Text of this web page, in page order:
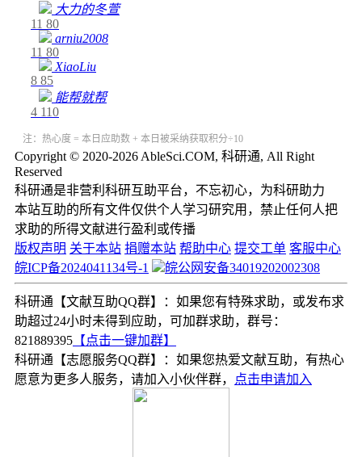
大力的冬萱
11 80
arniu2008
11 80
XiaoLiu
8 85
能帮就帮
4 110
注：热心度 = 本日应助数 + 本日被采纳获取积分÷10
Copyright © 2020-2026 AbleSci.COM, 科研通, All Right
Reserved
科研通是非营利科研互助平台，不忘初心，为科研助力
本站互助的所有文件仅供个人学习研究用，禁止任何人把
求助的所得文献进行盈利或传播
版权声明 关于本站 捐赠本站 帮助中心 提交工单 客服中心
皖ICP备2024041134号-1
皖公网安备34019202002308
科研通【文献互助QQ群】：如果您有特殊求助，或发布求
助超过24小时未得到应助，可加群求助，群号：
821889395 【点击一键加群】
科研通【志愿服务QQ群】：如果您热爱文献互助，有热心
愿意为更多人服务，请加入小伙伴群，
点击申请加入